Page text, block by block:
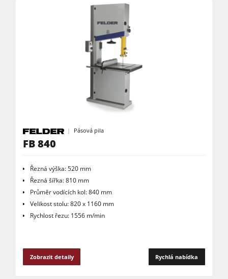
Pásová pila
FB 840
Řezná výška: 520 mm
Řezná šířka: 810 mm
Průměr vodících kol: 840 mm
Velikost stolu: 820 x 1160 mm
Rychlost řezu: 1556 m/min
Zobrazit detaily Rychlá nabídka